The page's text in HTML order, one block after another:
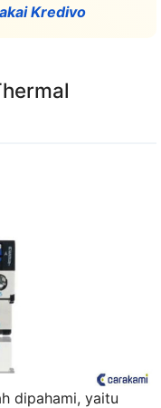
Kredivo
dipahami, yaitu